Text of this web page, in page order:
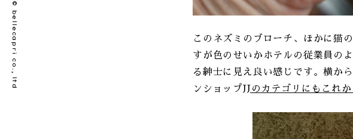
このネズミのブローチ、ほかに猫
すが色のせいかホテルの従業員の
る紳士に見え良い感じです。横か
ンショップ JJのカテゴリにもこれ
© bellecapri co., ltd